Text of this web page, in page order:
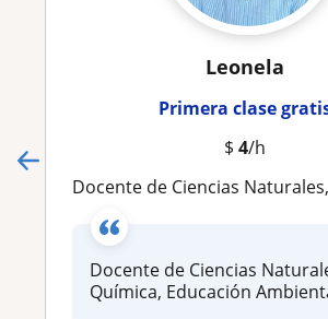
Leonela
Primera clase
$ 4/h
Docente de Ciencias Naturales, Química,
Docente de Ciencias
Química, Educación